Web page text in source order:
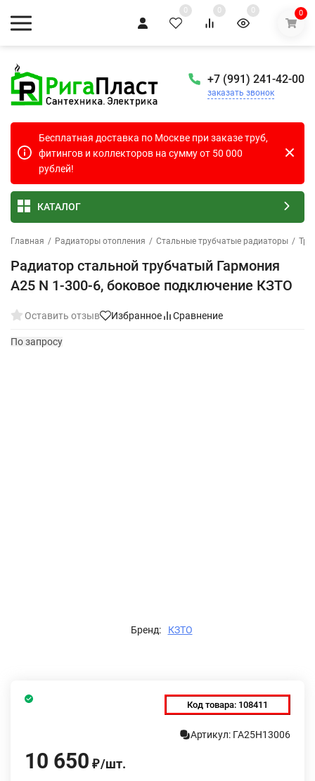
0 0 0 0
+7 (991) 241-42-00
заказать звонок
Бесплатная доставка по Москве при заказе труб,
фитингов и коллекторов на сумму от 50 000
рублей!
КАТАЛОГ
Главная / Радиаторы отопления / Стальные трубчатые радиаторы /
Радиатор стальной трубчатый Гармония
А25 N 1-300-6, боковое подключение КЗТО
Оставить отзыв Избранное Сравнение
По запросу
Бренд: КЗТО
Код товара: 108411
Артикул: ГА25Н13006
10 650 ₽/шт.